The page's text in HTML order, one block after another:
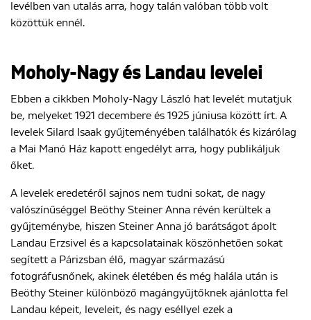
levélben van utalás arra, hogy talán valóban több volt
közöttük ennél.
Moholy-Nagy és Landau levelei
Ebben a cikkben Moholy-Nagy László hat levelét mutatjuk
be, melyeket 1921 decembere és 1925 júniusa között írt. A
levelek Silard Isaak gyűjteményében találhatók és kizárólag
a Mai Manó Ház kapott engedélyt arra, hogy publikáljuk
őket.
A levelek eredetéről sajnos nem tudni sokat, de nagy
valószínűséggel Beöthy Steiner Anna révén kerültek a
gyűjteménybe, hiszen Steiner Anna jó barátságot ápolt
Landau Erzsivel és a kapcsolatainak köszönhetően sokat
segített a Párizsban élő, magyar származású
fotográfusnőnek, akinek életében és még halála után is
Beöthy Steiner különböző magángyűjtőknek ajánlotta fel
Landau képeit, leveleit, és nagy eséllyel ezek a